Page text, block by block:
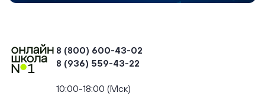
8 (800) 600-43-02
8 (936) 559-43-22
10:00-18:00 (Мск)